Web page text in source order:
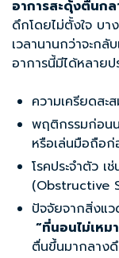
อาการสะดุ้งตื่นก
ดึกโดยไม่ตั้งใจ บ
เวลานานกว่าจะก
อาการนี้มีได้หลายป
ความเครียดสะ
พฤติกรรมก่อน
หรือเล่นมือถือ
โรคประจำตัว
(Obstructive
ปัจจัยจากสิ่งแ
“ที่นอนไม่เหม
ตื่นขึ้นมากลาง